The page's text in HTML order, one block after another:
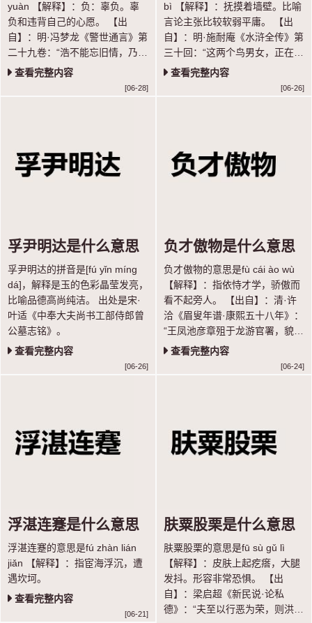
yuàn 【解释】：负：辜负。辜
负和违背自己的心愿。 【出
自】：明·冯梦龙《警世通言》第
二十九卷：“浩不能忘旧情，乃遣
惠寂密告莺曰：‘浩非负心，实被
季父所逼，复与孙氏结亲，负心
查看完整内容
[06-28]
bì 【解释】：抚摸着墙壁。比喻
言论主张比较软弱平庸。 【出
自】：明·施耐庵《水浒全传》第
三十回：“这两个鸟男女，正在缸
里扶墙摸壁扎挣。”
查看完整内容
[06-26]
孚尹明达是什么意思
孚尹明达的拼音是[fú yǐn míng
dá]，解释是玉的色彩晶莹发亮，
比喻品德高尚纯洁。 出处是宋·
叶适《中奉大夫尚书工部侍郎曾
公墓志铭》。
查看完整内容
[06-26]
负才傲物是什么意思
负才傲物的意思是fù cái ào wù
【解释】：指依恃才学，骄傲而
看不起旁人。 【出自】：清·许
洽《眉叟年谱·康熙五十八年》：
“王凤池彦章殂于龙游官署，貌癯
猥琐；陈思洛殂于湖广学院署；
张自服于徽州馆，皆负才傲物者
查看完整内容
[06-24]
浮湛连蹇是什么意思
浮湛连蹇的意思是fú zhàn lián
jiǎn 【解释】：指宦海浮沉，遭
遇坎坷。
查看完整内容
[06-21]
肤粟股栗是什么意思
肤粟股栗的意思是fū sù gǔ lì
【解释】：皮肤上起疙瘩，大腿
发抖。形容非常恐惧。 【出
自】：梁启超《新民说·论私
德》：“夫至以行恶为荣，则洪水